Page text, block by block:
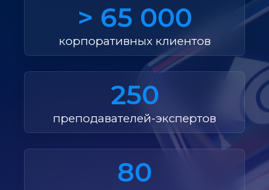
> 65 000
корпоративных клиентов
250
преподавателей-экспертов
80